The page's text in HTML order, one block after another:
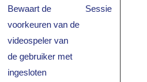
Bewaart de
voorkeuren van de
videospeler van
de gebruiker met
ingesloten
Sessie